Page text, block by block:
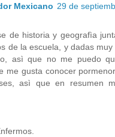
Mexicano 29 de
de historia y geografìa
de la escuela, y dadas
asì que no me puedo
me gusta conocer
asì que en resumen